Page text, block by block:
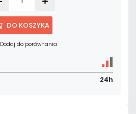
DO KOSZYKA
Dodaj do porównania
24h